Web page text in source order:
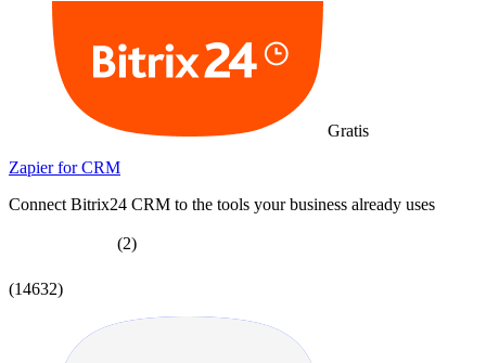
Gratis
Zapier for CRM
Connect Bitrix24 CRM to the tools your business already uses
(2)
(14632)